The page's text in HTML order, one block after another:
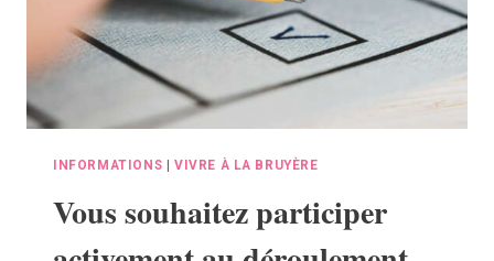
INFORMATIONS VIVRE À LA BRUYÈRE
Vous souhaitez participer